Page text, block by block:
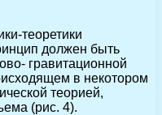
теоретики
должен быть
гравитационной
в некотором
теорией,
(рис. 4).